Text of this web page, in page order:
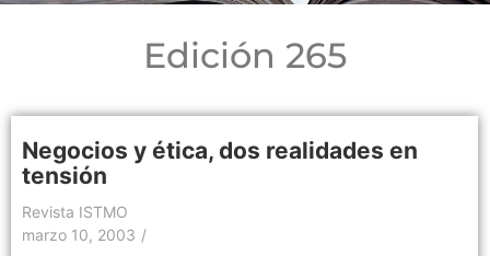
Edición 265
Negocios y ética, dos realidades en
tensión
Revista ISTMO
marzo 10, 2003 /